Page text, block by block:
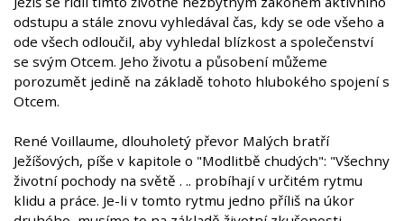
odstupu a stále znovu vyhledával čas, kdy se ode všeho a
ode všech odloučil, aby vyhledal blízkost a společenství
se svým Otcem. Jeho životu a působení můžeme
porozumět jedině na základě tohoto hlubokého spojení s
Otcem.
René Voillaume, dlouholetý převor Malých bratří
Ježíšových, píše v kapitole o "Modlitbě chudých": "Všechny
životní pochody na světě . .. probíhají v určitém rytmu
klidu a práce. Je-li v tomto rytmu jedno příliš na úkor